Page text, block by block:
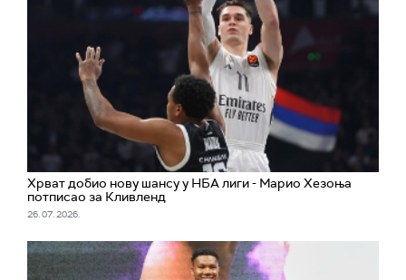
Хрват добио нову шансу у НБА лиги - Марио Хезоња
потписао за Кливленд
26. 07. 2026.